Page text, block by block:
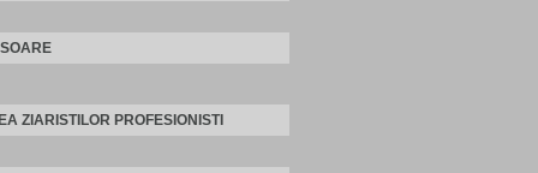
ZIARISTILOR PROFESIONISTI